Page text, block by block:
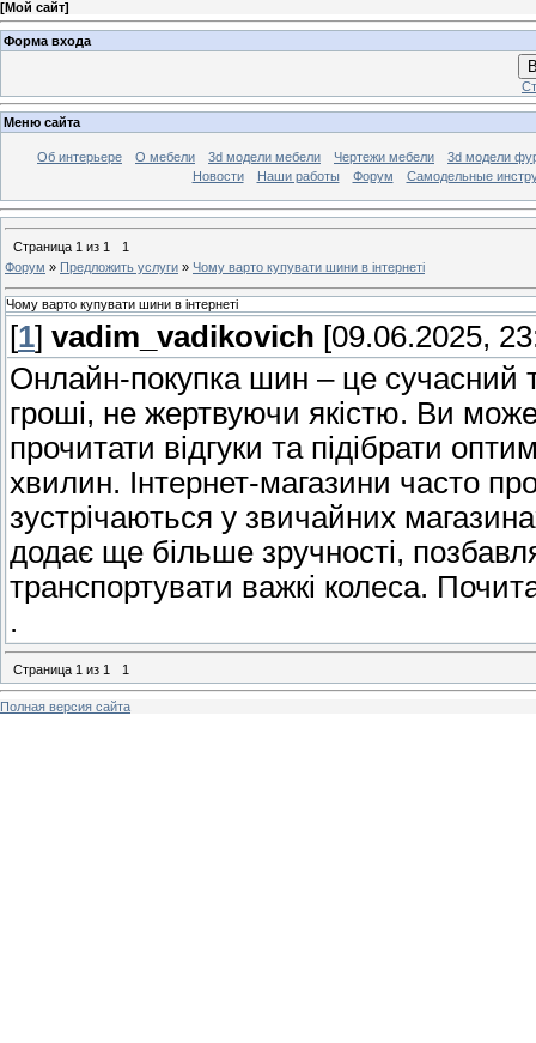
[Мой сайт]
Форма входа
Меню сайта
Об интерьере О мебели 3d модели мебели Чертежи мебели
3d модели
Новости
Наши работы Форум Самодельные
Страница 1 из 1
1
Форум » Предложить услуги » Чому варто купувати шини в інтернеті
Чому варто купувати шини в інтернеті
[1] vadim_vadikovich [09.06.2025,
Онлайн-покупка шин – це сучасний
гроші, не жертвуючи якістю. Ви
прочитати відгуки та підібрати
хвилин. Інтернет-магазини часто
зустрічаються у звичайних
додає ще більше зручності,
транспортувати важкі колеса.
.
Страница 1 из 1 1
Полная версия сайта